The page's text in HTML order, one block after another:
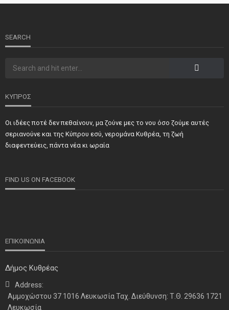
ΣΗΜΑΝΤΙΚΑ ΤΕΛΕΥΤΑΙΑ ΝΕΑ
Τιμήθηκαν και φέτος προσωπικότητες και φορείς των
ΝΕΑ ΤΕΛΕΥΤΑΙΑ ΝΕΑ
Η παρουσία μας στο 41ο Συνέδριο της ΠΣΕΚΑ στην
SEARCH
ΚΥΠΡΟΣ
Οι ιδέες ποτέ δεν πεθαίνουν, μα ζούνε μες το νου όσο ζούμε αυτές
σεριανούνε και της Κύπρου εσύ, νερομάνα Κυθρέα, τη ζωή
διαφεντεύεις, πάντα νέα κι ωραία
FIND US ON FACEBOOK
ΕΠΙΚΟΙΝΩΝΙΑ
Δήμος Κυθρέας
Address:
Αμμοχώστου 37 1016 Λευκωσία Ταχ. Διεύθυνση: Τ.Θ. 29636 1721
Λευκωσία